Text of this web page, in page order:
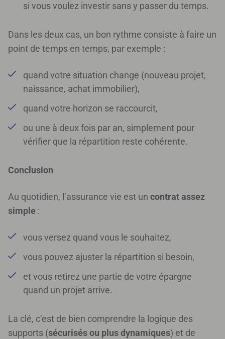
si vous voulez investir sans y passer du temps.
Dans les deux cas, un bon rythme consiste à faire un
point de temps en temps, par exemple :
quand votre situation change (nouveau projet,
naissance, achat immobilier),
quand votre horizon se raccourcit,
ou une à deux fois par an, simplement pour
vérifier que la répartition reste cohérente.
Conclusion
Au quotidien, l’assurance vie est un contrat assez
simple :
vous versez quand vous le souhaitez,
vous pouvez ajuster la répartition si besoin,
et vous retirez une partie de votre épargne
quand un projet arrive.
La clé, c’est de bien comprendre la logique des
supports (sécurisés ou plus dynamiques) et de